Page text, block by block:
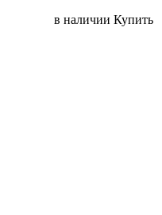
в наличии Купить